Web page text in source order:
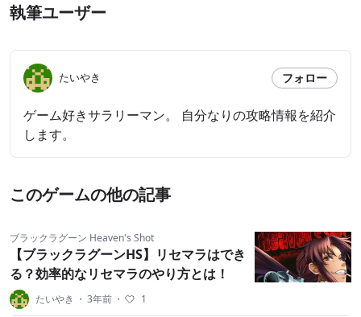
執筆ユーザー
たいやき フォロー
ゲーム好きサラリーマン。 自分なりの攻略情報を紹介
します。
このゲームの他の記事
ブラックラグーン Heaven's Shot
【ブラックラグーンHS】リセマラはでき
る？効率的なリセマラのやり方とは！
たいやき ・ 3年前 ・ 1